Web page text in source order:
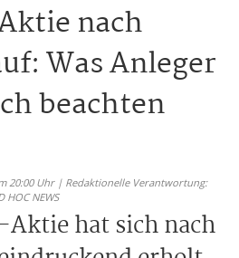
nach
Was Anleger
beachten
20:00 Uhr | Redaktionelle Verantwortung:
HOC NEWS
hat sich nach